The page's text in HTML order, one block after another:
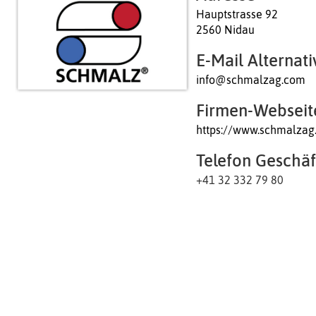
Hauptstrasse 92
2560 Nidau
E-Mail
info@schmalzag.com
Firmen-
https://
Telefon
+41 32 332 79 80